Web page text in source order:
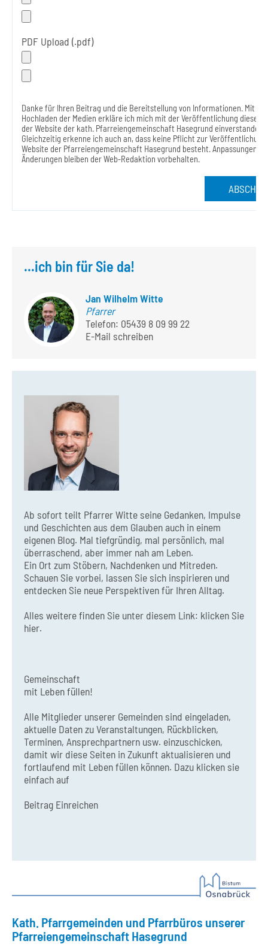
PDF Upload (.pdf)
Danke für Ihren Beitrag und die Bereitstellung von Informationen. Mit
Hochladen der Medien erkläre ich mich mit der Veröffentlichung dieser
der Website der kath. Pfarreiengemeinschaft Hasegrund einverstanden.
Gleichzeitig erkenne ich auch an, dass keine Pflicht zur
Website der Pfarreiengemeinschaft Hasegrund besteht. Anpassungen
Änderungen bleiben der Web-Redaktion vorbehalten.
...ich bin für Sie da!
Jan Wilhelm Witte
Pfarrer
Telefon: 05439 8 09 99 22
E-Mail schreiben
Ab sofort teilt Pfarrer Witte seine Gedanken, Impulse
und Geschichten aus dem Glauben auch in einem
eigenen Blog. Mal tiefgründig, mal persönlich, mal
überraschend, aber immer nah am Leben.
Ein Ort zum Stöbern, Nachdenken und Mitreden.
Schauen Sie vorbei, lassen Sie sich inspirieren und
entdecken Sie neue Perspektiven für Ihren Alltag.
Alles weitere finden Sie unter diesem Link: klicken Sie
hier.
Gemeinschaft
mit Leben füllen!
Alle Mitglieder unserer Gemeinden sind eingeladen,
aktuelle Daten zu Veranstaltungen, Rückblicken,
Terminen, Ansprechpartnern usw. einzuschicken,
damit wir diese Seiten in Zukunft aktualisieren und
fortlaufend mit Leben füllen können. Dazu klicken sie
einfach auf
Beitrag Einreichen
Kath. Pfarrgemeinden und Pfarrbüros unserer
Pfarreiengemeinschaft Hasegrund